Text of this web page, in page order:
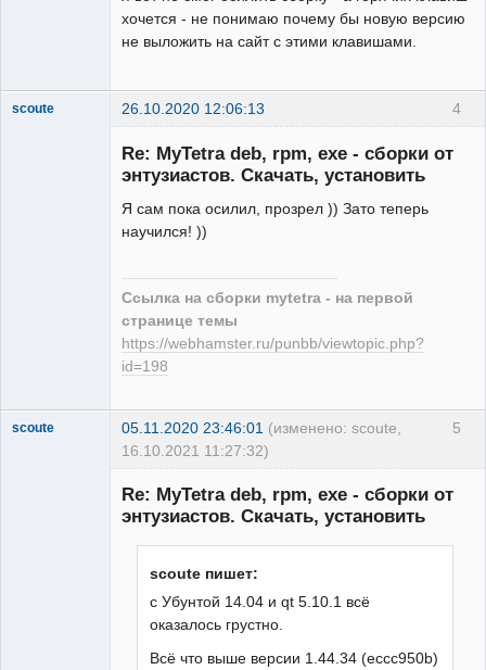
хочется - не понимаю почему бы новую версию
не выложить на сайт с этими клавишами.
4
scoute 26.10.2020 12:06:13
Re: MyTetra deb, rpm, exe - сборки от
энтузиастов. Скачать, установить
Я сам пока осилил, прозрел )) Зато теперь
научился! ))
Ссылка на сборки mytetra - на первой
странице темы
https://webhamster.ru/punbb/viewtopic.php?
id=198
5
scoute 05.11.2020 23:46:01 (изменено: scoute,
16.10.2021 11:27:32)
Re: MyTetra deb, rpm, exe - сборки от
энтузиастов. Скачать, установить
scoute пишет:
с Убунтой 14.04 и qt 5.10.1 всё
оказалось грустно.
Всё что выше версии 1.44.34 (eccc950b)